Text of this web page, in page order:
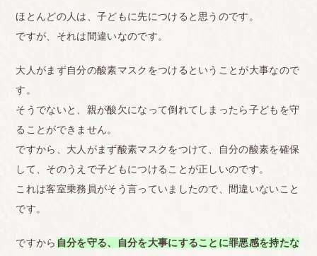
ほとんどの人は、子どもに先につけると思うのです。
ですが、それは間違いなのです。
大人がまず自分の酸素マスクをつけるということが大事なので
す。
そうでないと、親が酸欠になって倒れてしまったら子どもを守
ることができません。
ですから、大人がまず酸素マスクをつけて、自分の酸素を確保
して、そのうえで子どもにつけることが正しいのです。
これは客室乗務員がそう言っていましたので、間違いないこと
です。
ですから 自分を守る、自分を大事にすることに罪悪感を持たな